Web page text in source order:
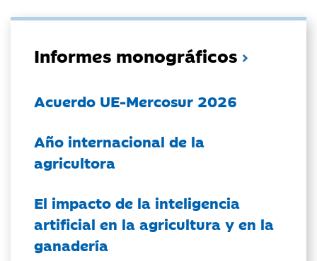
Informes monográficos
Acuerdo UE-Mercosur 2026
Año internacional de la
agricultora
El impacto de la inteligencia
artificial en la agricultura y en la
ganadería